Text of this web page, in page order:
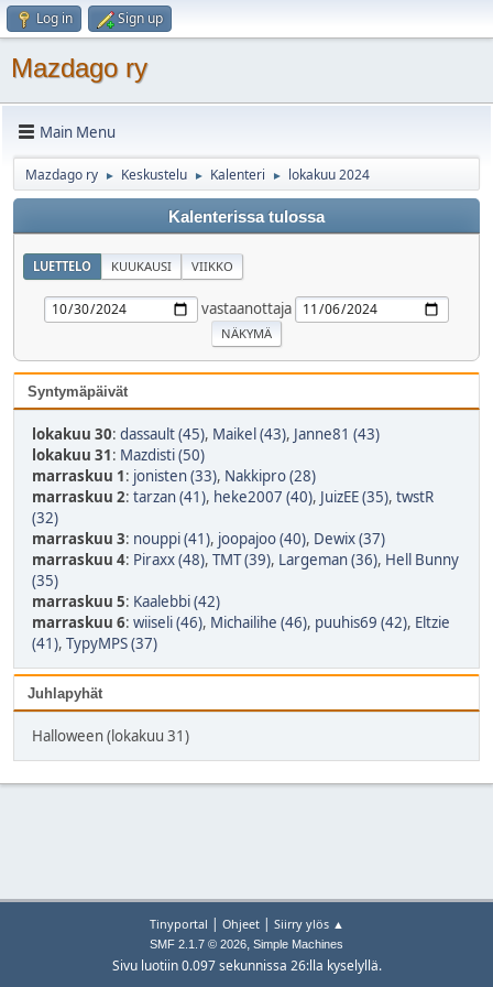
Log in Sign up
Mazdago ry
Main Menu
Mazdago ry ► Keskustelu ► Kalenteri ► lokakuu 2024
Kalenterissa tulossa
LUETTELO KUUKAUSI VIIKKO
vastaanottaja
Syntymäpäivät
lokakuu 30: dassault (45), Maikel (43), Janne81 (43)
lokakuu 31: Mazdisti (50)
marraskuu 1: jonisten (33), Nakkipro (28)
marraskuu 2: tarzan (41), heke2007 (40), JuizEE (35), twstR
(32)
marraskuu 3: nouppi (41), joopajoo (40), Dewix (37)
marraskuu 4: Piraxx (48), TMT (39), Largeman (36), Hell Bunny
(35)
marraskuu 5: Kaalebbi (42)
marraskuu 6: wiiseli (46), Michailihe (46), puuhis69 (42), Eltzie
(41), TypyMPS (37)
Juhlapyhät
Halloween (lokakuu 31)
Tinyportal | Ohjeet| Siirry ylös ▲
SMF 2.1.7 © 2026, Simple Machines
Sivu luotiin 0.097 sekunnissa 26:lla kyselyllä.